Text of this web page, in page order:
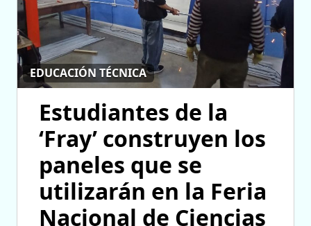
EDUCACIÓN TÉCNICA
Estudiantes de la
‘Fray’ construyen los
paneles que se
utilizarán en la Feria
Nacional de Ciencias